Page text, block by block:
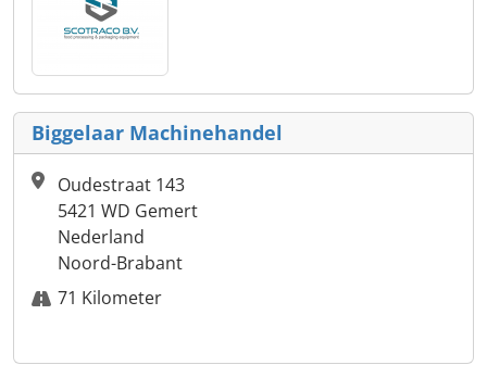
Biggelaar Machinehandel
Oudestraat 143
5421 WD Gemert
Nederland
Noord-Brabant
71 Kilometer